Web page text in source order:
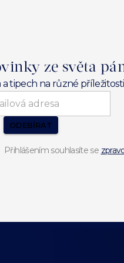
ze světa
tipech na různé
ODEBÍRAT
Přihlášením souhlasíte se